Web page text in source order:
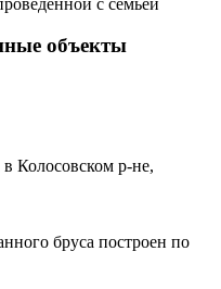
объекты
Колосовском р-не,
бруса построен по